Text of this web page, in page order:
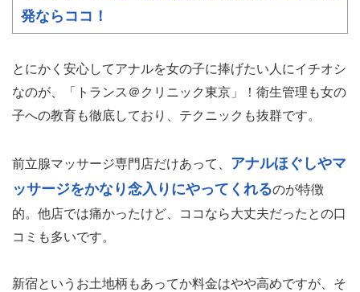
発ならココ！
とにかく安心してアナルを女の子に捧げたい人にイチオシ
なのが、「トランス＠クリニック東京」！衛生管理も女の
子への教育も徹底しており、テクニックも抜群です。
前立腺マッサージ専門店だけあって、 アナルほぐしやマ
ッサージをかなり念入りにやってくれるのが特徴
的。他店では痛かったけど、ココなら大丈夫だったとの口
コミも多いです。
新宿というお土地柄もあってか料金はやや高めですが、そ